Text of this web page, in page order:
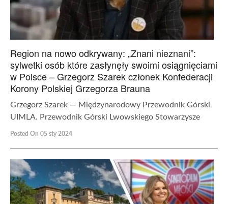
Region na nowo odkrywany: „Znani nieznani”:
sylwetki osób które zasłynęły swoimi osiągnięciami
w Polsce – Grzegorz Szarek członek Konfederacji
Korony Polskiej Grzegorza Brauna
Grzegorz Szarek — Międzynarodowy Przewodnik Górski
UIMLA. Przewodnik Górski Lwowskiego Stowarzysze
Posted On 05 sty 2024